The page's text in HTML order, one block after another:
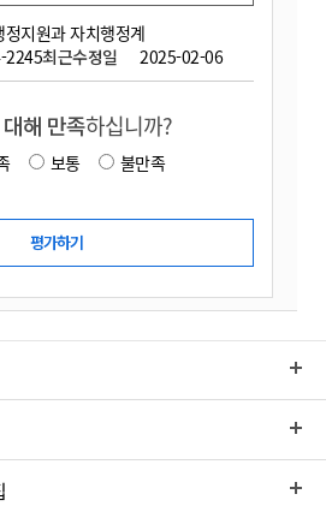
정지원과 자치행정계
2245최근수정일 2025-02-06
해 만족하십니까?
보통
불만족